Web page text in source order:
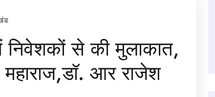
निवेशकों से की मुलाकात,
आर राजेश